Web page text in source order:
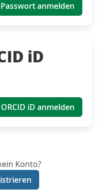
anmelden
iD
iD anmelden
Konto?